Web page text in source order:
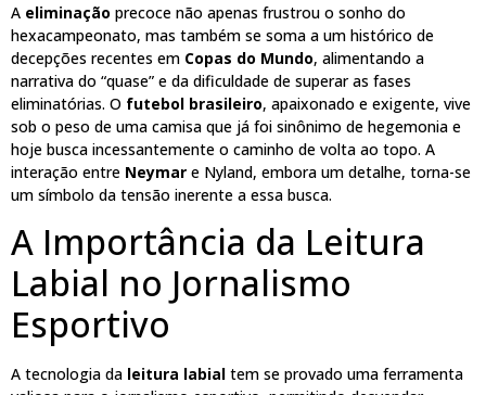
A eliminação precoce não apenas frustrou o sonho do
hexacampeonato, mas também se soma a um histórico de
decepções recentes em Copas do Mundo, alimentando a
narrativa do “quase” e da dificuldade de superar as fases
eliminatórias. O futebol brasileiro, apaixonado e exigente, vive
sob o peso de uma camisa que já foi sinônimo de hegemonia e
hoje busca incessantemente o caminho de volta ao topo. A
interação entre Neymar e Nyland, embora um detalhe, torna-se
um símbolo da tensão inerente a essa busca.
A Importância da Leitura
Labial no Jornalismo
Esportivo
A tecnologia da leitura labial tem se provado uma ferramenta